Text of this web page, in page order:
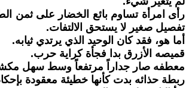
رأى امرأة تساوم بائع الخضار على ثمن
تفصيل صغير لا يستحق الالتفات.
أما هو، فقد كان الوحيد الذي يرتدي ثيابه.
قميصه الأزرق بدا فجأة كراية حرب.
معطفه صار جداراً مرتفعاً وسط سهل
ربطة حذائه بدت كأنها خطيئة معقودة